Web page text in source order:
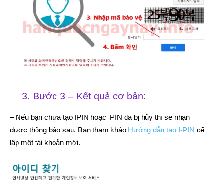
3. Bước 3 – Kết quả cơ bản:
– Nếu bạn chưa tạo IPIN hoặc IPIN đã bị hủy thì sẽ nhận
được thông báo sau. Bạn tham khảo Hướng dẫn tạo I-PIN để
lập một tài khoản mới.